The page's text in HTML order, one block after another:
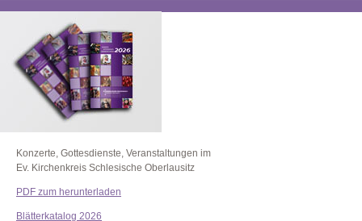
Konzerte, Gottesdienste, Veranstaltungen im
Ev. Kirchenkreis Schlesische Oberlausitz
PDF zum herunterladen
Blätterkatalog 2026